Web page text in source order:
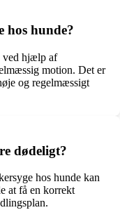
hos hunde?
ved hjælp af
motion. Det er
og regelmæssigt
dødeligt?
hos hunde kan
at få en korrekt